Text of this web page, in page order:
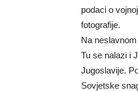
podaci o
fotografije.
Na
Tu se nalazi i
Jugoslavije.
Sovjetske